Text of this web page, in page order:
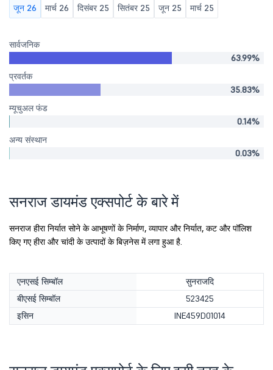
जून 26 मार्च 26 दिसंबर 25 सितंबर 25 जून 25 मार्च 25
सार्वजनिक
63.99%
प्रवर्तक
35.83%
म्यूचुअल फंड
0.14%
अन्य संस्थान
0.03%
सनराज डायमंड एक्सपोर्ट के बारे में
सनराज हीरा निर्यात सोने के आभूषणों के निर्माण, व्यापार और निर्यात, कट और पॉलिश
किए गए हीरा और चांदी के उत्पादों के बिज़नेस में लगा हुआ है.
एनएसई सिम्बॉल
सुनराजदि
बीएसई सिम्बॉल
523425
इसिन
INE459D01014